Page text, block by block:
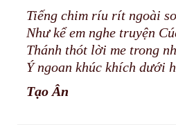
Tiếng chim ríu rít ngoài
Như kể em nghe truyện
Thánh thót lời me trong
Ý ngoan khúc khích dưới
Tạo Ân